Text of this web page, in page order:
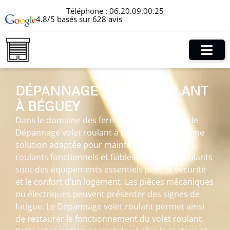
Téléphone : 06.20.09.00.25
4.8/5 basés sur 628 avis
DÉPANNAGE VOLET ROULANT
À BÉGUEY
Dans le domaine des fermetures de l’habitat, le
Dépannage volet roulant à Béguey constitue une
solution adaptée pour maintenir des volets
roulants fonctionnels et fiables. Les volets roulants
sont des équipements essentiels pour la sécurité
et le confort d’un logement. Les pièces mécaniques
ou électriques peuvent présenter des signes de
fatigue. Le Dépannage volet roulant permet ainsi
de restaurer le fonctionnement du volet roulant.